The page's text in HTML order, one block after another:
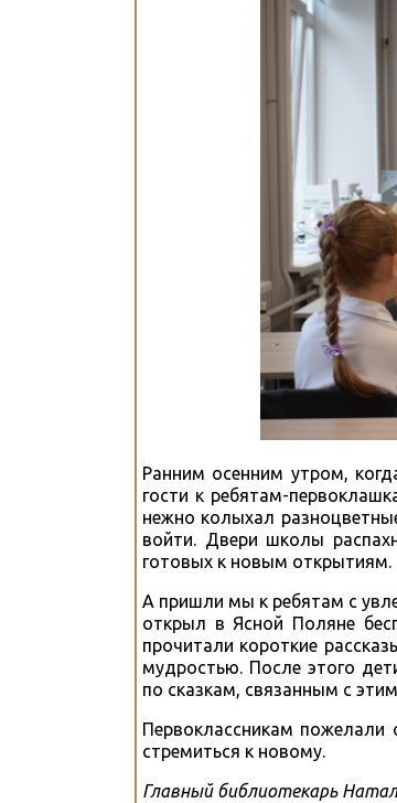
Ранним осенним утром,
гости к ребятам-
нежно колыхал
войти. Двери школы
готовых к новым открытиям.
А пришли мы к ребятам с
открыл в Ясной Поляне
прочитали короткие
мудростью. После этого
по сказкам, связанным с
Первоклассникам пожелали
стремиться к новому.
Главный библиотекарь